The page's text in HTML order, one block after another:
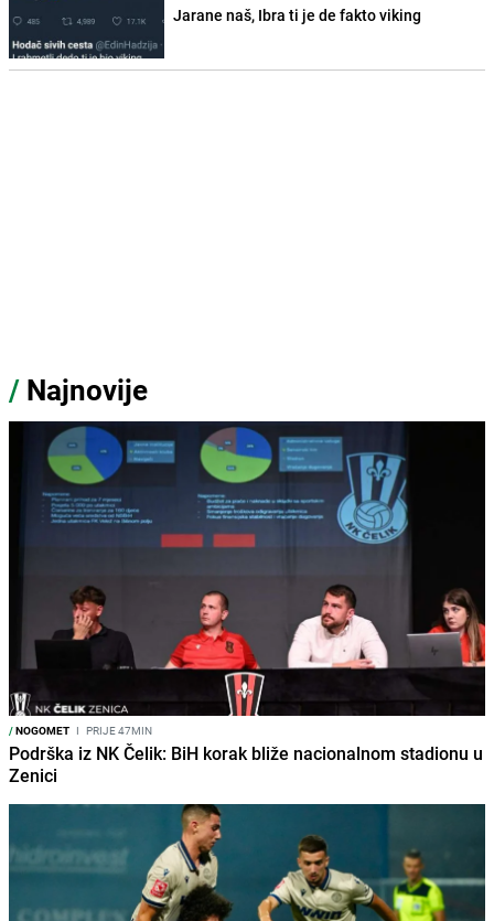
Jarane naš, Ibra ti je de fakto viking
/ Najnovije
/NOGOMET I PRIJE 47MIN
Podrška iz NK Čelik: BiH korak bliže nacionalnom stadionu u
Zenici